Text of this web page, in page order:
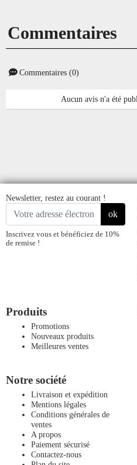
Commentaires
Commentaires (0)
Aucun avis n'a été
Newsletter, restez au courant !
ok
Inscrivez vous et bénéficiez de 10%
de remise !
Produits
Promotions
Nouveaux produits
Meilleures ventes
Notre société
Livraison et expédition
Mentions légales
Conditions générales de
ventes
A propos
Paiement sécurisé
Contactez-nous